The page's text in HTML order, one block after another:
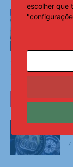
ÚLTIMAS
7
escolher que